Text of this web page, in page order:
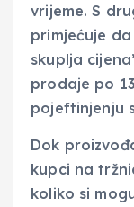
vrijeme. S
primjećuje
skuplja
prodaje po
pojeftinjenju
Dok
kupci na
koliko si